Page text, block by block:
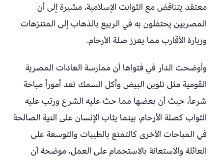
معتقد يتناقض مع الثوابت الإسلامية، مشيرة إلى أن
المصريين يحتفلون به في الربيع بالذهاب إلى المتنزهات
وزيارة الأقارب مما يعزز صلة الأرحام.
وأوضحت الدار في فتواها أن ممارسة العادات المصرية
القومية مثل تلوين البيض وأكل السمك تعد أموراً مباحة
شرعاً، حيث أن بعضها مما حث عليه الشرع ورتب عليه
الثواب كصلة الأرحام، بينما يثاب الإنسان على النية الصالحة
في المباحات الأخرى كالتمتع بالطيبات والتوسعة على
العائلة والاستعانة بالاستجمام على العمل، موضحة أن